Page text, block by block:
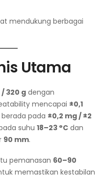
mendukung berbagai
Utama
/ 320 g dengan
mencapai ±0,1
pada ±0,2 mg / ±2
suhu 18–23 °C dan
90 mm.
pemanasan 60–90
memastikan kestabilan